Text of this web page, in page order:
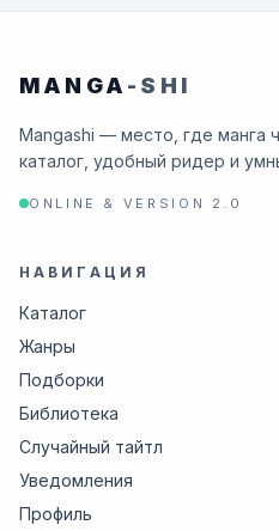
MANGA -SHI
Mangashi — место, где манга
каталог, удобный ридер и
ONLINE & VERSION 2.0
НАВИГАЦИЯ
Каталог
Жанры
Подборки
Библиотека
Случайный тайтл
Уведомления
Профиль